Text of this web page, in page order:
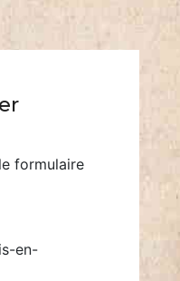
formulaire
en-